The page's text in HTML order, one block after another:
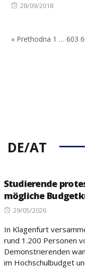
Posted
28/09/2018
« Prethodna 1 … 603
DE/AT
Studierende
mögliche
Posted
29/05/2026
In Klagenfurt
rund 1.200 Personen
Demonstrierenden
im Hochschulbudget